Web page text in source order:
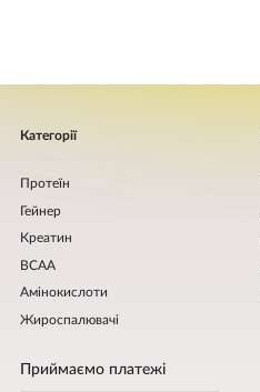
Категорії
Протеїн
Гейнер
Креатин
BCAA
Амінокислоти
Жироспалювачі
Приймаємо платежі